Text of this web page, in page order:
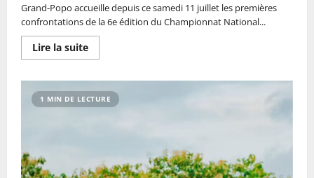
Grand-Popo accueille depuis ce samedi 11 juillet les premières
confrontations de la 6e édition du Championnat National...
Lire la suite
1 MIN DE LECTURE